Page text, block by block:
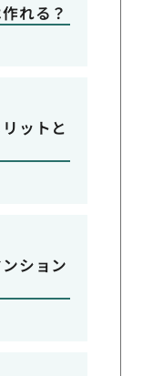
れる？
ットと
ション